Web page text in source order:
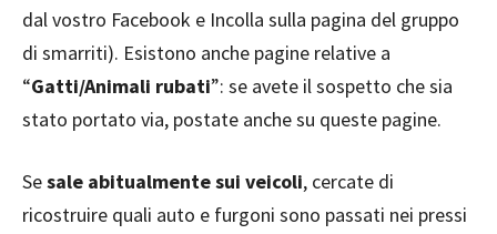
dal vostro Facebook e Incolla sulla pagina del gruppo
di smarriti). Esistono anche pagine relative a
“Gatti/Animali rubati”: se avete il sospetto che sia
stato portato via, postate anche su queste pagine.
Sesale abitualmente sui veicoli, cercate di
ricostruire quali auto e furgoni sono passati nei pressi